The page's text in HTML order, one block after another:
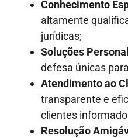
Conhecimento
altamente
jurídicas;
Soluções
defesa únicas
Atendimento ao
transparente e
clientes
Resolução